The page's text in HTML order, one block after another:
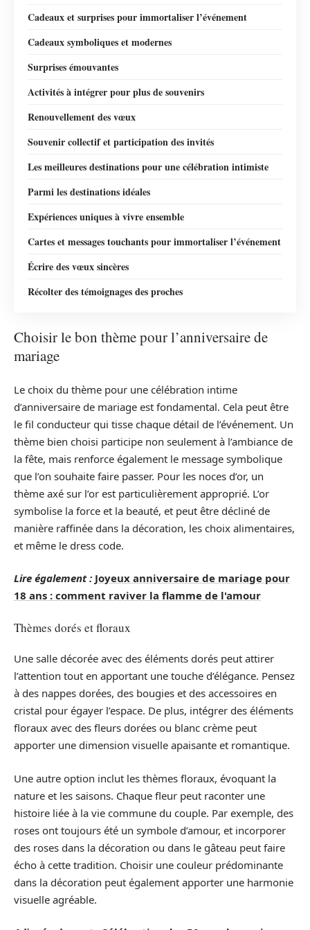
Cadeaux et surprises pour immortaliser l’événement
Cadeaux symboliques et modernes
Surprises émouvantes
Activités à intégrer pour plus de souvenirs
Renouvellement des vœux
Souvenir collectif et participation des invités
Les meilleures destinations pour une célébration intimiste
Parmi les destinations idéales
Expériences uniques à vivre ensemble
Cartes et messages touchants pour immortaliser l’événement
Écrire des vœux sincères
Récolter des témoignages des proches
Choisir le bon thème pour l’anniversaire de
mariage
Le choix du thème pour une célébration intime
d’anniversaire de mariage est fondamental. Cela peut être
le fil conducteur qui tisse chaque détail de l’événement. Un
thème bien choisi participe non seulement à l’ambiance de
la fête, mais renforce également le message symbolique
que l’on souhaite faire passer. Pour les noces d’or, un
thème axé sur l’or est particulièrement approprié. L’or
symbolise la force et la beauté, et peut être décliné de
manière raffinée dans la décoration, les choix alimentaires,
et même le dress code.
Lire également : Joyeux anniversaire de mariage pour
18 ans : comment raviver la flamme de l'amour
Thèmes dorés et floraux
Une salle décorée avec des éléments dorés peut attirer
l’attention tout en apportant une touche d’élégance. Pensez
à des nappes dorées, des bougies et des accessoires en
cristal pour égayer l’espace. De plus, intégrer des éléments
floraux avec des fleurs dorées ou blanc crème peut
apporter une dimension visuelle apaisante et romantique.
Une autre option inclut les thèmes floraux, évoquant la
nature et les saisons. Chaque fleur peut raconter une
histoire liée à la vie commune du couple. Par exemple, des
roses ont toujours été un symbole d’amour, et incorporer
des roses dans la décoration ou dans le gâteau peut faire
écho à cette tradition. Choisir une couleur prédominante
dans la décoration peut également apporter une harmonie
visuelle agréable.